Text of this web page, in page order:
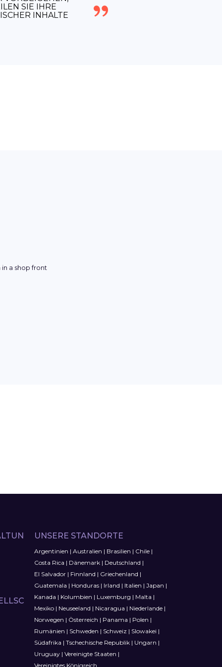
SIE IHRE
INHALTE
UNSERE STANDORTE
Argentinien | Australien | Brasilien | Chile|
Costa Rica | Dänemark| Deutschland |
El Salvador| Finnland | Griechenland |
Guatemala | Honduras| Irland | Italien | Japan |
Kanada | Kolumbien | Luxemburg | Malta |
Mexiko| Neuseeland | Nicaragua | Niederlande|
Norwegen | Österreich | Panama | Polen |
Rumänien | Schweden | Schweiz | Slowakei |
Südafrika | Tschechische Republik| Ungarn |
Uruguay| Vereinigte Staaten |
Vereinigtes Königreich